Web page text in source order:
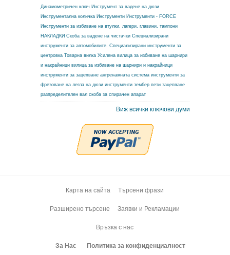
Динамометричен ключ Инструмент за вадене на дюзи
Инструментална количка Инструменти Инструменти - FORCE
Инструменти за избиване на втулки, лагери, главини, тампони
НАКЛАДКИ Скоба за вадене на чистачки Специализирани
инструменти за автомобилите. Специализирани инструменти за
центровка Товарна вилка Усилена вилица за избиване на шарнири
и накрайници вилица за избиване на шарнири и накрайници
инструменти за зацепване ангренажната система инструменти за
фрезоване на легла на дюзи инструменти зембер пети зацепване
разпределителен вал скоба за спирачен апарат
Виж всички ключови думи
Карта на сайта Търсени фрази
Разширено търсене Заявки и Рекламации
Връзка с нас
За Нас Политика за конфиденциалност